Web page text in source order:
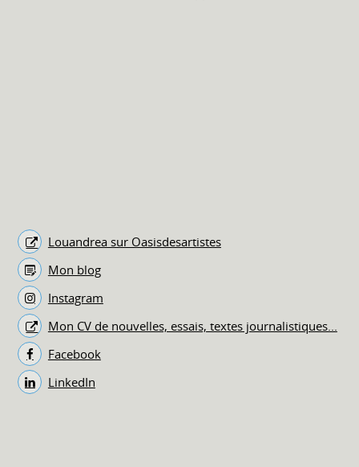
Louandrea sur Oasisdesartistes
Mon blog
Instagram
Mon CV de nouvelles, essais, textes journalistiques...
Facebook
LinkedIn